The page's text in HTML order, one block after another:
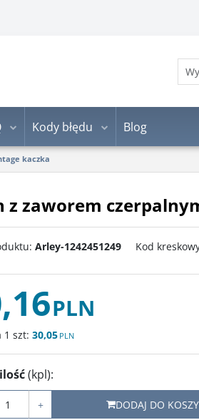
Kody błędu Blog
kaczka
z zaworem
: Arley-1242451249 Kod
PLN
1 szt: 30,05 PLN
(kpl):
+ DODAJ DO